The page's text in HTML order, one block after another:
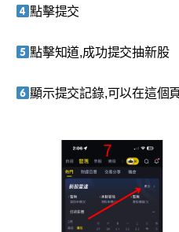
點擊提交
點擊知道,成功提交抽新股
顯示提交記錄,可以在這個